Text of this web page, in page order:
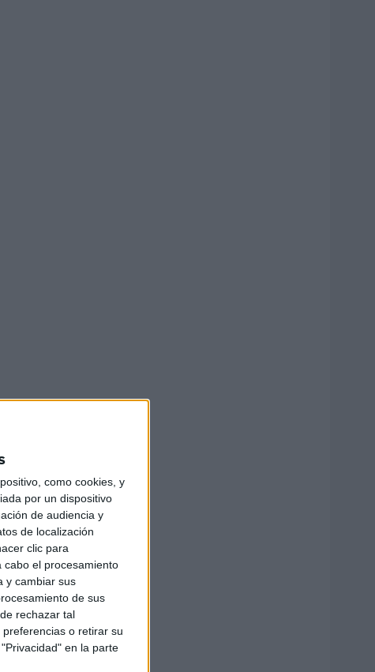
como cookies, y
por un dispositivo
de audiencia y
de localización
clic para
cabo el procesamiento
y cambiar sus
de sus
rechazar tal
o retirar su
en la parte